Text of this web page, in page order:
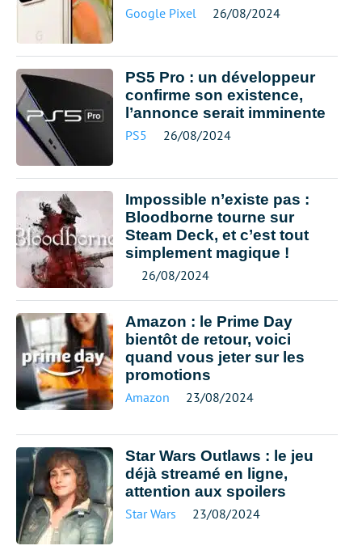
Google Pixel 26/08/2024
PS5 Pro : un développeur
confirme son existence,
l’annonce serait imminente
PS5 26/08/2024
Impossible n’existe pas :
Bloodborne tourne sur
Steam Deck, et c’est tout
simplement magique !
26/08/2024
Amazon : le Prime Day
bientôt de retour, voici
quand vous jeter sur les
promotions
Amazon 23/08/2024
Star Wars Outlaws : le jeu
déjà streamé en ligne,
attention aux spoilers
Star Wars 23/08/2024